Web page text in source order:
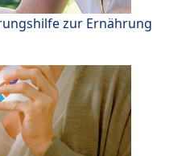
zur Ernährung